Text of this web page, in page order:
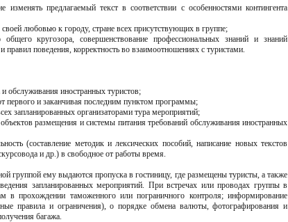
предлагаемый текст в соответствии с особенностями контингента
любовью к городу, стране всех присутствующих в группе;
кругозора, совершенствование профессиональных знаний и знаний
поведения, корректность во взаимоотношениях с туристами.
обслуживания иностранных туристов;
первого и заканчивая последним пунктом программы;
запланированных организаторами тура мероприятий;
размещения и системы питания требований обслуживания иностранных
(составление методик и лексических пособий, написание новых текстов
и др.) в свободное от работы время.
группой ему выдаются пропуска в гостиницу, где размещены туристы, а также
запланированных мероприятий. При встречах или проводах группы в
в прохождении таможенного или пограничного контроля; информирование
правила и ограничения), о порядке обмена валюты, фотографирования и
багажа.